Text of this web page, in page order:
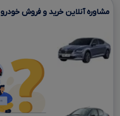
مشاوره آنلاین خرید و فروش خودرو